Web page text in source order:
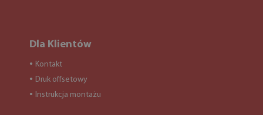
Dla Klientów
● Kontakt
● Druk offsetowy
● Instrukcja montażu